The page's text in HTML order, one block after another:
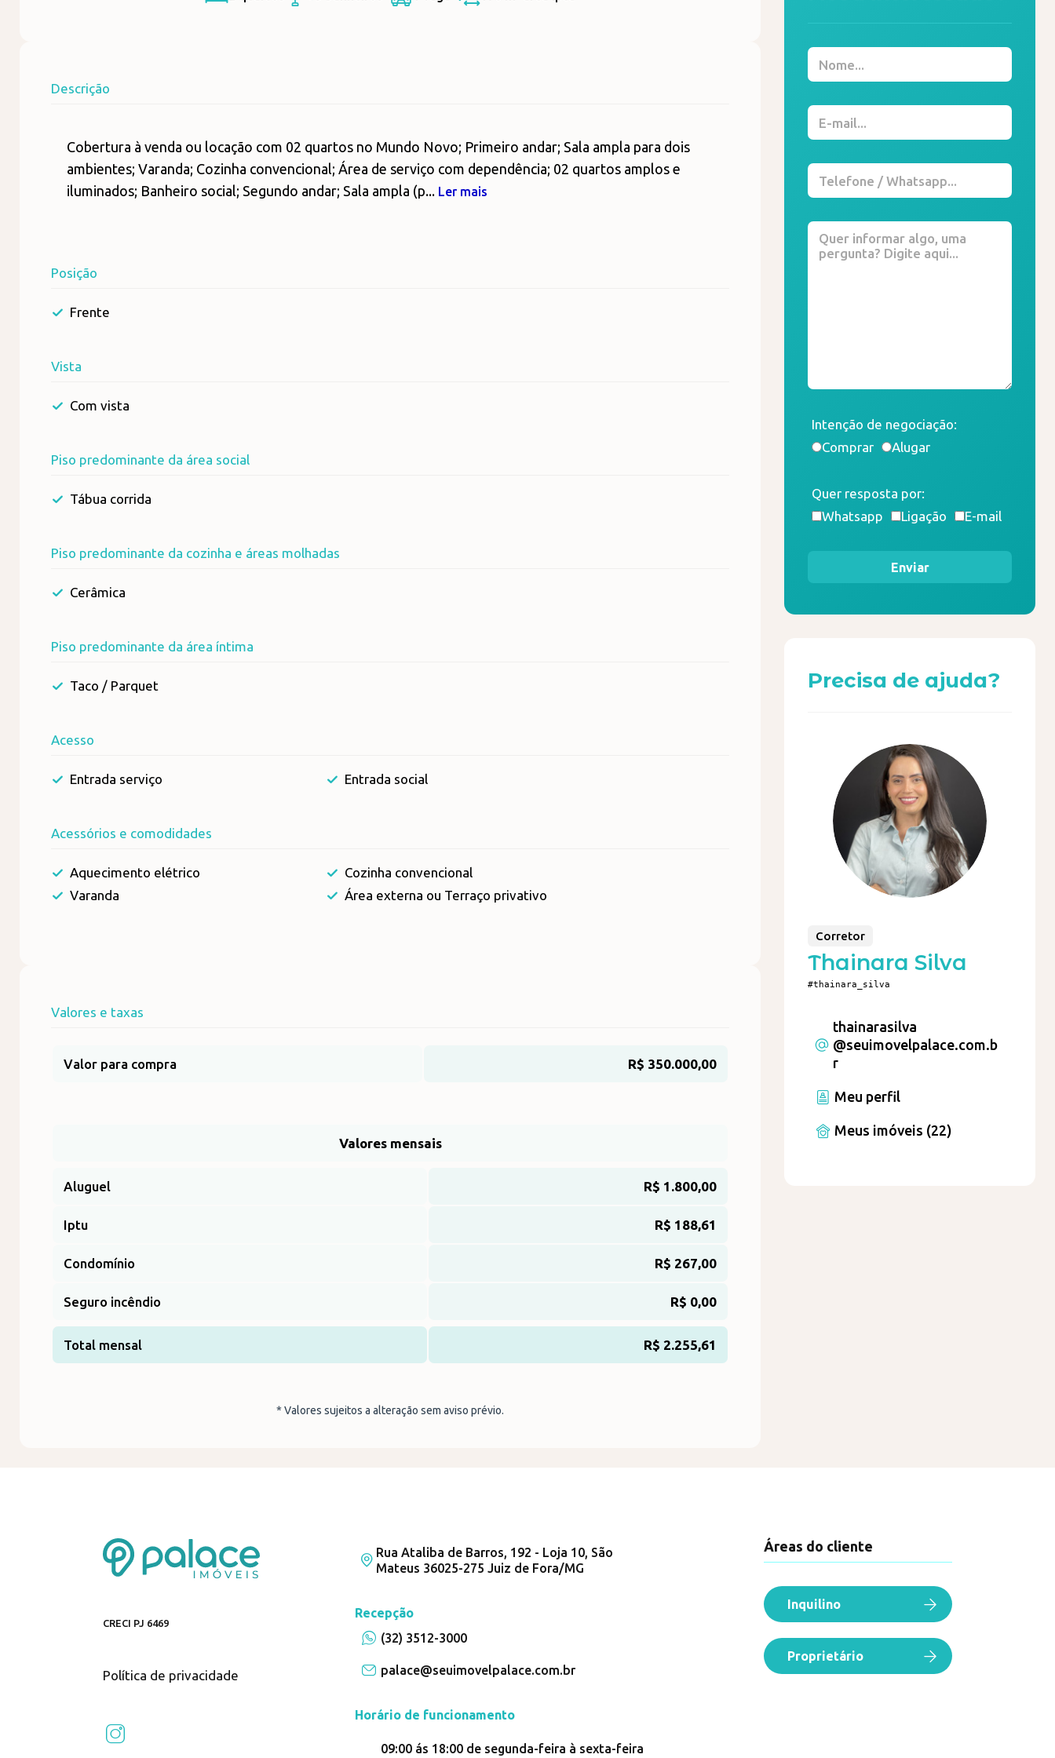
Descrição
Cobertura à venda ou locação com 02 quartos no Mundo Novo; Primeiro andar; Sala ampla para dois
ambientes; Varanda; Cozinha convencional; Área de serviço com dependência; 02 quartos amplos e
iluminados; Banheiro social; Segundo andar; Sala ampla (p... Ler mais
Posição
Frente
Vista
Com vista
Piso predominante da área social
Tábua corrida
Piso predominante da cozinha e áreas molhadas
Cerâmica
Piso predominante da área íntima
Taco / Parquet
Acesso
Entrada serviço Entrada social
Acessórios e comodidades
Aquecimento elétrico
Cozinha convencional
Varanda
Área externa ou Terraço privativo
Valores e taxas
Valor para compra R$ 350.000,00
Valores mensais
Aluguel R$ 1.800,00
Iptu R$ 188,61
Condomínio R$ 267,00
Seguro incêndio R$ 0,00
Total mensal R$ 2.255,61
* Valores sujeitos a alteração sem aviso prévio.
Intenção de negociação:
Comprar
Alugar
Quer resposta por:
Whatsapp
Ligação E-mail
Enviar
Precisa de ajuda?
Corretor
Thainara Silva
#thainara_silva
thainarasilva
@seuimovelpalace.com.b
r
Meu perfil
Meus imóveis (22)
CRECI PJ 6469
Política de privacidade
Rua Ataliba de Barros, 192 - Loja 10, São
Mateus 36025-275 Juiz de Fora/MG
Recepção
(32) 3512-3000
palace@seuimovelpalace.com.br
Horário de funcionamento
09:00 ás 18:00 de segunda-feira à sexta-feira
Áreas do cliente
Inquilino
Proprietário